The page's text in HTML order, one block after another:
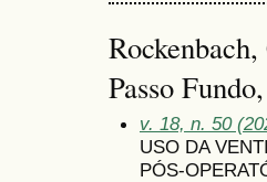
Passo
v. 18, n. 50
USO DA
PÓS-